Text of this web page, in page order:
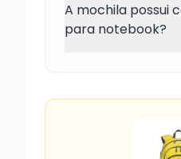
A mochila possui
para notebook?